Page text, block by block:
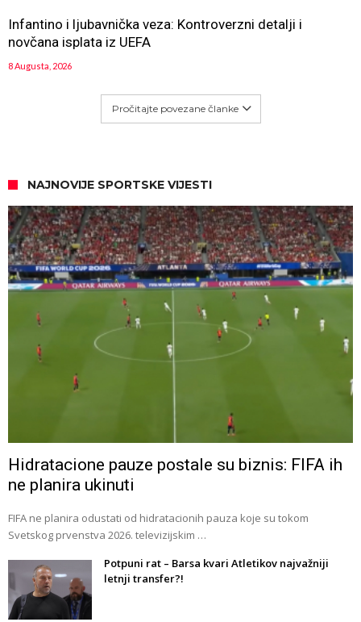
Infantino i ljubavnička veza: Kontroverzni detalji i
novčana isplata iz UEFA
8 Augusta, 2026
Pročitajte povezane članke
NAJNOVIJE SPORTSKE VIJESTI
Hidratacione pauze postale su biznis: FIFA ih
ne planira ukinuti
FIFA ne planira odustati od hidratacionih pauza koje su tokom
Svetskog prvenstva 2026. televizijskim …
Potpuni rat – Barsa kvari Atletikov najvažniji
letnji transfer?!